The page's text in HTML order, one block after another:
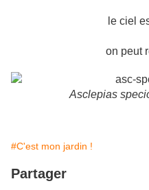
le ciel
on peut
Asclepias
#C'est mon jardin !
Partager